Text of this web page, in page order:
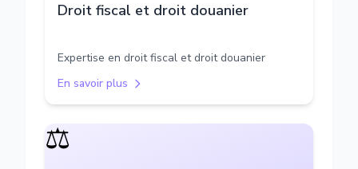
Droit fiscal et droit douanier
Expertise en droit fiscal et droit douanier
En savoir plus
⚖️